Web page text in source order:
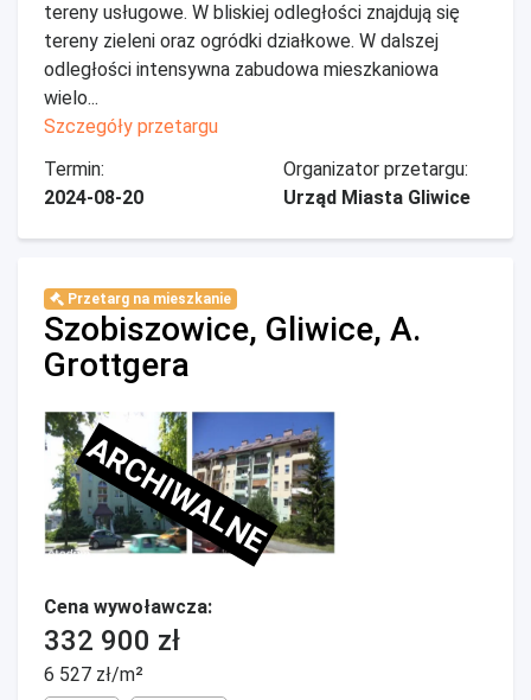
tereny usługowe. W bliskiej odległości znajdują się
tereny zieleni oraz ogródki działkowe. W dalszej
odległości intensywna zabudowa mieszkaniowa
wielo...
Szczegóły przetargu
Termin:
2024-08-20
Organizator przetargu:
Urząd Miasta Gliwice
Przetarg na mieszkanie
Szobiszowice, Gliwice, A.
Grottgera
ARCHIWALNE
Cena wywoławcza:
332 900 zł
6 527 zł/m²